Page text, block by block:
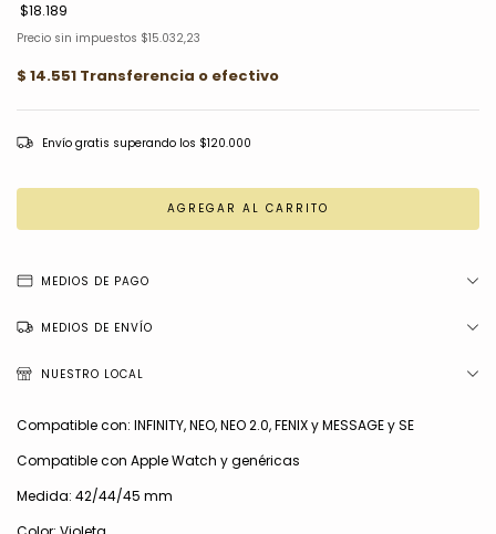
$18.189
Precio sin impuestos $15.032,23
Envío gratis superando los $120.000
MEDIOS DE PAGO
MEDIOS DE ENVÍO
NUESTRO LOCAL
Compatible con: INFINITY, NEO, NEO 2.0, FENIX y MESSAGE y SE
Compatible con Apple Watch y genéricas
Medida: 42/44/45 mm